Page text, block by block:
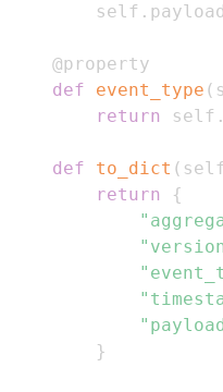
        self
.
@property
def
event_type (
return
self .
def to_dict ( self
return
{
}